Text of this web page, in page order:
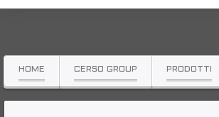
HOME CERSO GROUP PRODOTTI